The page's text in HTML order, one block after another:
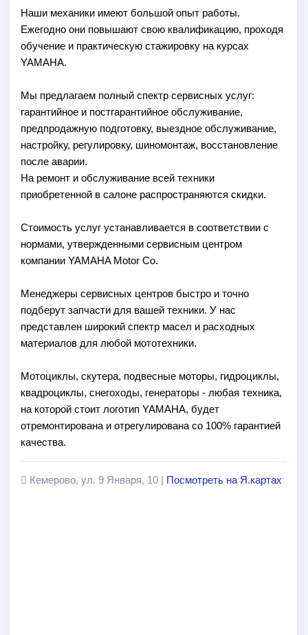
Наши механики имеют большой опыт работы.
Ежегодно они повышают свою квалификацию, проходя
обучение и практическую стажировку на курсах
YAMAHA.
Мы предлагаем полный спектр сервисных услуг:
гарантийное и постгарантийное обслуживание,
предпродажную подготовку, выездное обслуживание,
настройку, регулировку, шиномонтаж, восстановление
после аварии.
На ремонт и обслуживание всей техники
приобретенной в салоне распространяются скидки.
Стоимость услуг устанавливается в соответствии с
нормами, утвержденными сервисным центром
компании YAMAHA Motor Co.
Менеджеры сервисных центров быстро и точно
подберут запчасти для вашей техники. У нас
представлен широкий спектр масел и расходных
материалов для любой мототехники.
Мотоциклы, скутера, подвесные моторы, гидроциклы,
квадроциклы, снегоходы, генераторы - любая техника,
на которой стоит логотип YAMAHA, будет
отремонтирована и отрегулирована со 100% гарантией
качества.
Кемерово, ул. 9 Января, 10 | Посмотреть на Я.картах